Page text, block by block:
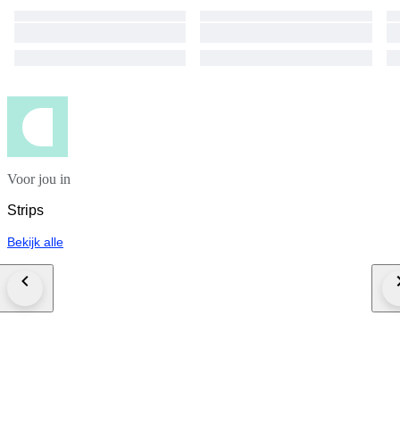
Voor jou in
Strips
Bekijk alle